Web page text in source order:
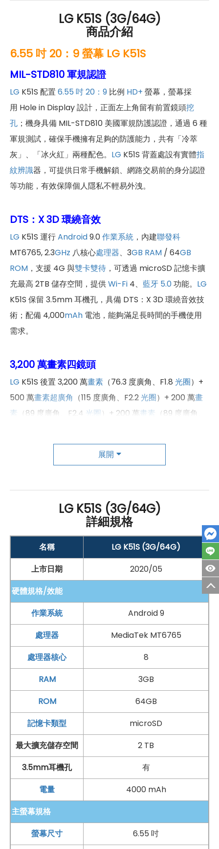
LG K51S (3G/64G)
商品介紹
6.55 吋 20：9 螢幕 LG K51S
MIL-STD810 軍規認證
LG K51S 配置 6.55 吋20：9 比例 HD+ 螢幕，螢幕採
用 Hole in Display 設計，正面左上角留有前置鏡頭挖
孔 ；機身具備 MIL-STD810 美國軍規防護認證，通過 6 種
軍規測試，確保手機擁有足夠的防護能力，共有「冷萃
灰」、「冰火紅」兩種配色。 LG K51S 背蓋處設有實體指
紋辨識器，可提供日常手機解鎖、網路交易前的身分認證
等功能，有效保障個人隱私不輕易外洩。
DTS：X 3D 環繞音效
LG K51S 運行Android9.0作業系統 ，內建聯發科
MT6765, 2.3GHz 八核心處理器、3GB RAM / 64GB
ROM ，支援 4G 與雙卡雙待 ，可透過 microSD 記憶卡擴
充最高 2TB 儲存空間，提供Wi-Fi 4、 藍牙 5.0功能。 LG
K51S 保留 3.5mm 耳機孔，具備 DTS：X 3D 環繞音效技
術；配備 4,000mAh 電池，能夠滿足長時間的手機使用
需求。
3,200 萬畫素四鏡頭
LG K51S 後置 3,200 萬畫素 （76.3 度廣角、F1.8 光圈）+
500 萬畫素超廣角 （115 度廣角、F2.2光圈）+ 200 萬畫
素 （89 度廣角、F2.4 光圈）+ 200 萬 畫素 （89 度廣角、
式，支援最多 30 連拍並可製作成 GIF 檔，提供 YouTube
Lens 功能。LG
LG K51S 規格特色介紹
◎ 4G 與雙卡雙待
Android 9.0
6.55 吋1,600 x 720pixels 解析度觸控螢幕
◎聯發科MT6765, 2.3GHz八核心處理器
◎ 3GBRAM/ 64
◎ 前置 1,300 萬
◎ 後置 3,200 萬畫素+ 500 萬畫素+ 200 萬畫素+ 200
Wi-Fi802.11 b/g/n（2.4
藍牙 5.0
◎ MIL-STD 810G 美國軍規認證、DTS：X 3D 環繞音效
◎指紋辨識
USB Type-C
◎ 支援 microSD 記憶卡，最高可擴充至 2TB 儲存空間
*規格以原廠官網說明為準
以上原文出處：SOGI 手機王
展開
LG K51S (3G/64G)
詳細規格
名稱
LG K51S (3G/64G)
上市日期
2020/05
硬體規格/效能
作業系統
Android 9
處理器
MediaTek MT6765
處理器核心
8
RAM
3GB
ROM
64GB
記憶卡類型
microSD
最大擴充儲存空間
2 TB
3.5mm耳機孔
有
電量
4000 mAh
主螢幕規格
螢幕尺寸
6.55 吋